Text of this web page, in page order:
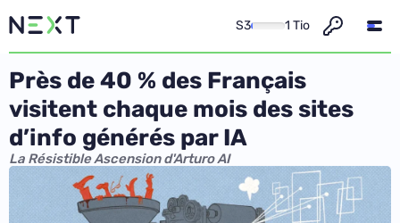
S3 1 Tio
Près de 40 % des Français
visitent chaque mois des sites
d’info générés par IA
La Résistible Ascension d'Arturo AI